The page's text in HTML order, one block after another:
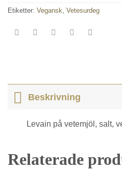
Etiketter: Vegansk, Vetesurdeg
Beskrivning
Levain på vetemjöl, salt,
Relaterade